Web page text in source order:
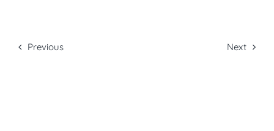
Previous Next